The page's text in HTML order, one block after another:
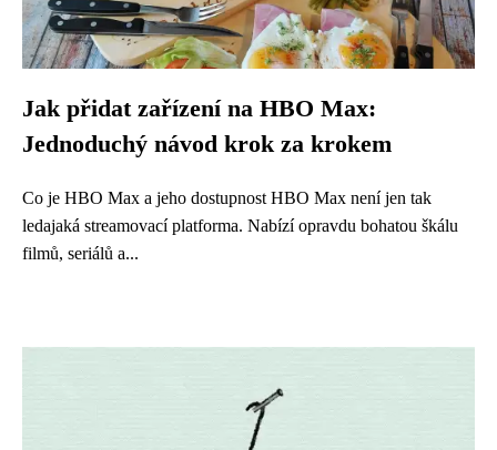
Jak přidat zařízení na HBO Max:
Jednoduchý návod krok za krokem
Co je HBO Max a jeho dostupnost HBO Max není jen tak
ledajaká streamovací platforma. Nabízí opravdu bohatou škálu
filmů, seriálů a...